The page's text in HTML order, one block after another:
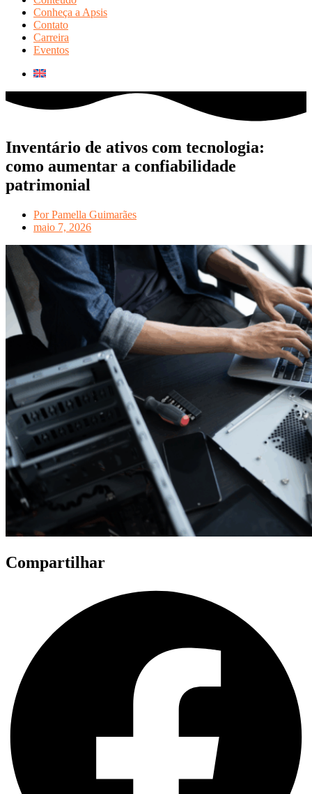
Conheça a Apsis
Contato
Carreira
Eventos
Inventário de ativos com tecnologia:
como aumentar a confiabilidade
patrimonial
PorPamella Guimarães
maio 7, 2026
Compartilhar